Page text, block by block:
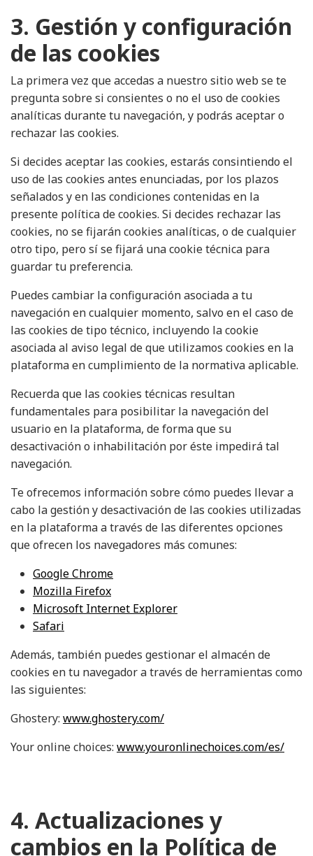
3. Gestión y configuración
de las cookies
La primera vez que accedas a nuestro sitio web se te
pregunta sobre si consientes o no el uso de cookies
analíticas durante tu navegación, y podrás aceptar o
rechazar las cookies.
Si decides aceptar las cookies, estarás consintiendo el
uso de las cookies antes enunciadas, por los plazos
señalados y en las condiciones contenidas en la
presente política de cookies. Si decides rechazar las
cookies, no se fijarán cookies analíticas, o de cualquier
otro tipo, pero sí se fijará una cookie técnica para
guardar tu preferencia.
Puedes cambiar la configuración asociada a tu
navegación en cualquier momento, salvo en el caso de
las cookies de tipo técnico, incluyendo la cookie
asociada al aviso legal de que utilizamos cookies en la
plataforma en cumplimiento de la normativa aplicable.
Recuerda que las cookies técnicas resultan
fundamentales para posibilitar la navegación del
usuario en la plataforma, de forma que su
desactivación o inhabilitación por éste impedirá tal
navegación.
Te ofrecemos información sobre cómo puedes llevar a
cabo la gestión y desactivación de las cookies utilizadas
en la plataforma a través de las diferentes opciones
que ofrecen los navegadores más comunes:
Google Chrome
Mozilla Firefox
Microsoft Internet Explorer
Safari
Además, también puedes gestionar el almacén de
cookies en tu navegador a través de herramientas como
las siguientes:
Ghostery: www.ghostery.com/
Your online choices: www.youronlinechoices.com/es/
4. Actualizaciones y
cambios en la Política de